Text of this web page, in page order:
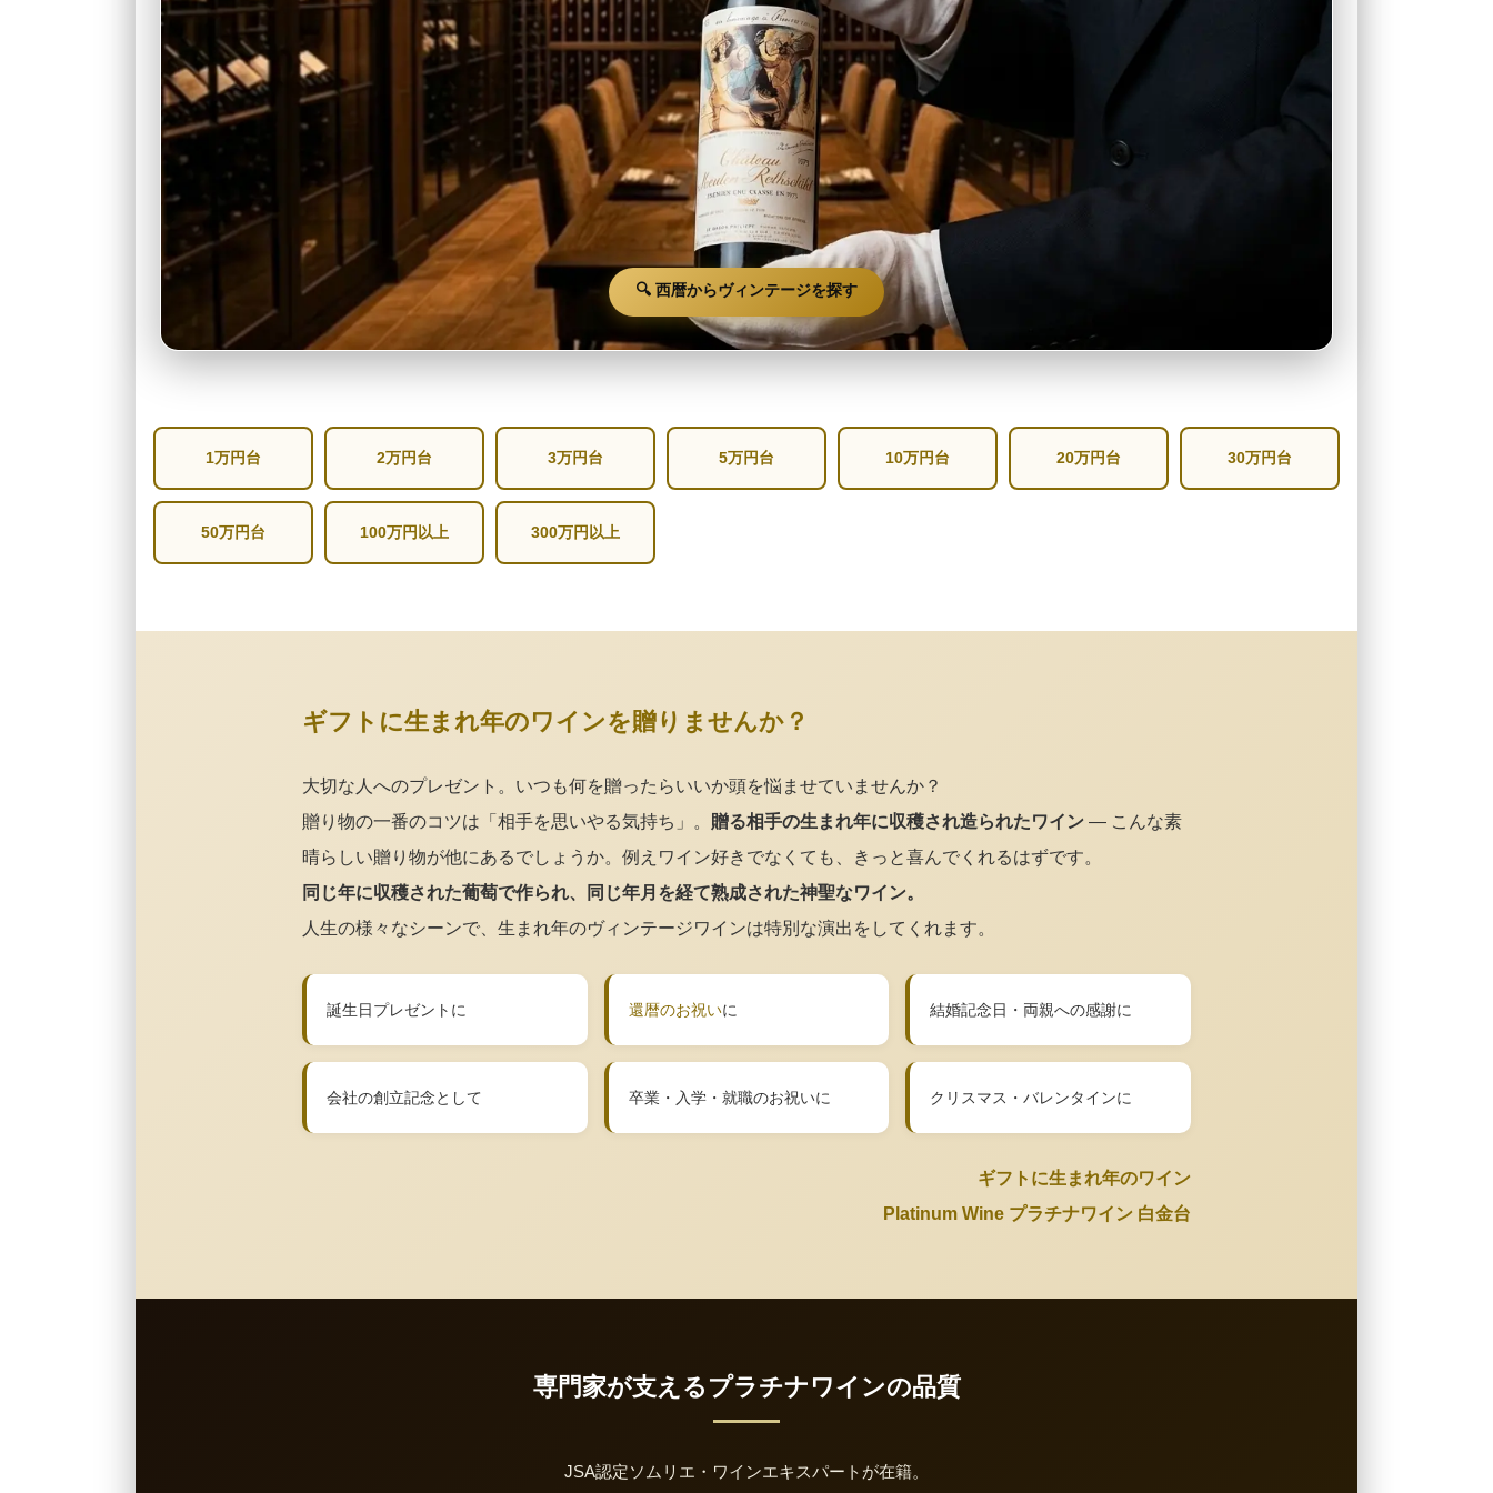
🔍 西暦からヴィンテージを探す
1万円台 2万円台 3万円台 5万円台 10万円台 20万円台 30万円台
50万円台 100万円以上 300万円以上
ギフトに生まれ年のワインを贈りませんか？
大切な人へのプレゼント。いつも何を贈ったらいいか頭を悩ませていませんか？
贈り物の一番のコツは「相手を思いやる気持ち」。 贈る相手の生まれ年に収穫され造られたワイン — こんな素
晴らしい贈り物が他にあるでしょうか。例えワイン好きでなくても、きっと喜んでくれるはずです。
同じ年に収穫された葡萄で作られ、同じ年月を経て熟成された神聖なワイン。
人生の様々なシーンで、生まれ年のヴィンテージワインは特別な演出をしてくれます。
誕生日プレゼントに 還暦のお祝いに 結婚記念日・両親への感謝に
会社の創立記念として 卒業・入学・就職のお祝いに クリスマス・バレンタインに
ギフトに生まれ年のワイン
Platinum Wine プラチナワイン 白金台
専門家が支えるプラチナワインの品質
JSA認定ソムリエ・ワインエキスパートが在籍。